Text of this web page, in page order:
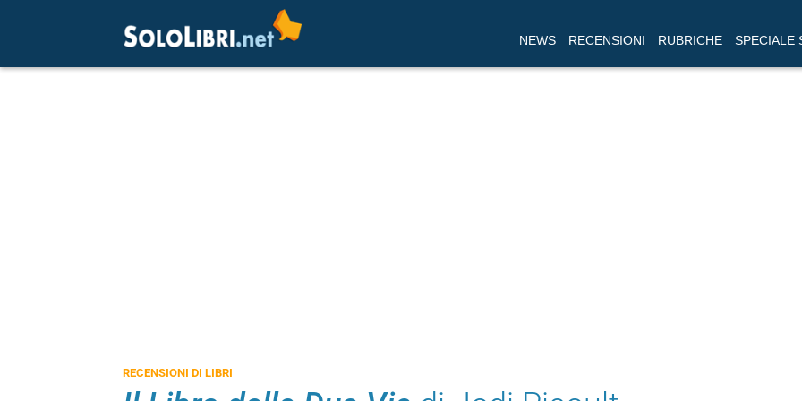
NEWS RECENSIONI RUBRICHE SPECIALE
RECENSIONI DI LIBRI